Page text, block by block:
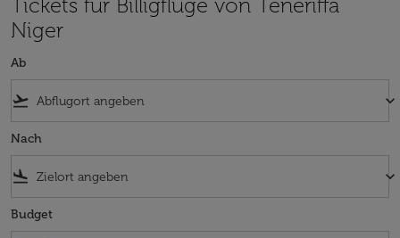
Niger
Ab
flight_takeoff keyboard_arrow_down
Nach
flight_land keyboard_arrow_down
Budget